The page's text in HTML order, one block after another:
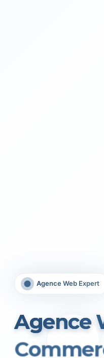
Agence Web Expert
Agence